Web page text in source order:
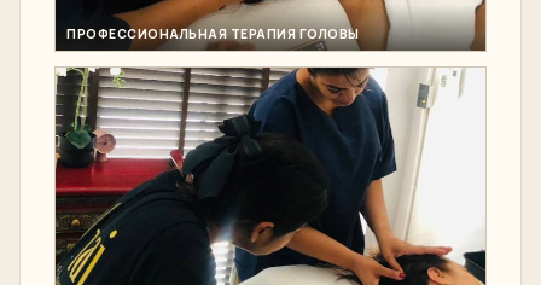
ПРОФЕССИОНАЛЬНАЯ ТЕРАПИЯ ГОЛОВЫ